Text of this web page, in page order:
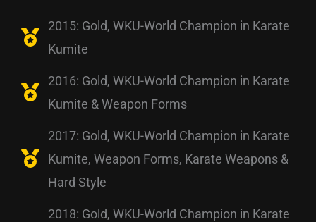
2015: Gold, WKU-World Champion in Karate
Kumite
2016: Gold, WKU-World Champion in Karate
Kumite & Weapon Forms
2017: Gold, WKU-World Champion in Karate
Kumite, Weapon Forms, Karate Weapons &
Hard Style
2018: Gold, WKU-World Champion in Karate